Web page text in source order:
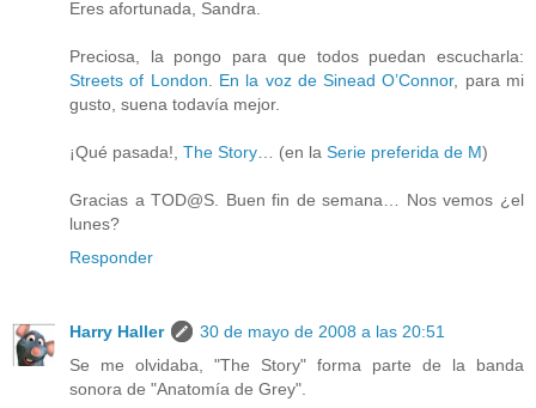
Eres afortunada, Sandra.
Preciosa, la pongo para que todos puedan escucharla:
Streets of London. En la voz de Sinead O’Connor, para mi
gusto, suena todavía mejor.
¡Qué pasada!, The Story… (en la Serie preferida de M)
Gracias a TOD@S. Buen fin de semana… Nos vemos ¿el
lunes?
Responder
Harry Haller
30 de mayo de 2008 a las 20:51
Se me olvidaba, "The Story" forma parte de la banda
sonora de "Anatomía de Grey".